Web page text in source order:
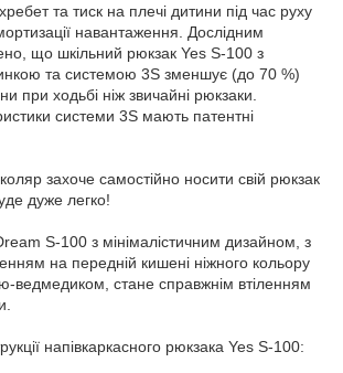
та тиск на плечі дитини під час руху
навантаження. Дослідним
що шкільний рюкзак Yes S-100 з
та системою 3S зменшує (до 70 %)
при ходьбі ніж звичайні рюкзаки.
системи 3S мають патентні
захоче самостійно носити свій рюкзак
дуже легко!
S-100 з мінімалістичним дизайном, з
на передній кишені ніжного кольору
ведмедиком, стане справжнім втіленням
напівкаркасного рюкзака Yes S-100: